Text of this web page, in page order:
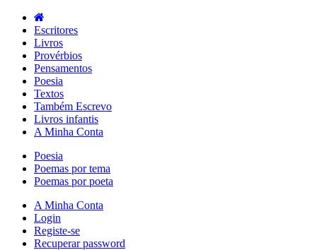
Escritores
Livros
Provérbios
Pensamentos
Poesia
Textos
Também Escrevo
Livros infantis
A Minha Conta
Poesia
Poemas por tema
Poemas por poeta
A Minha Conta
Login
Registe-se
Recuperar password